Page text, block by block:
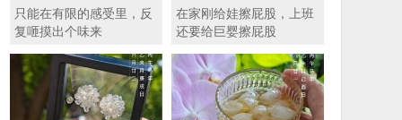
只能在有限的感受里，反
复咂摸出个味来
在家刚给娃擦屁股，上班
还要给巨婴擦屁股